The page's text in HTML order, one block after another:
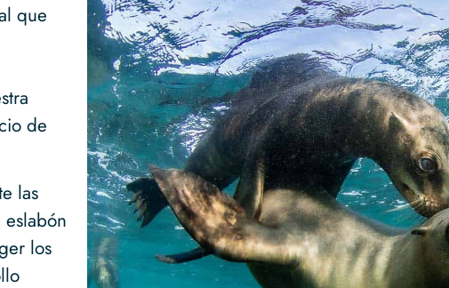
que
de
las
los